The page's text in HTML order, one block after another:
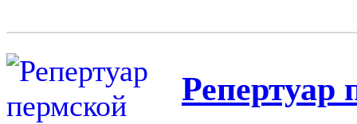
Репертуар